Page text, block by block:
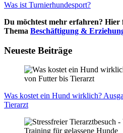
Was ist Tur­nier­hun­de­sport?
Du möchtest mehr erfahren? Hier
Thema Beschäftigung &
Neueste Beiträge
Was kos­tet ein Hund wirk­lich?
Tier­arzt